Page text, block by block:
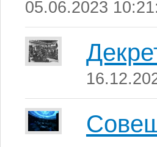
05.06.2023